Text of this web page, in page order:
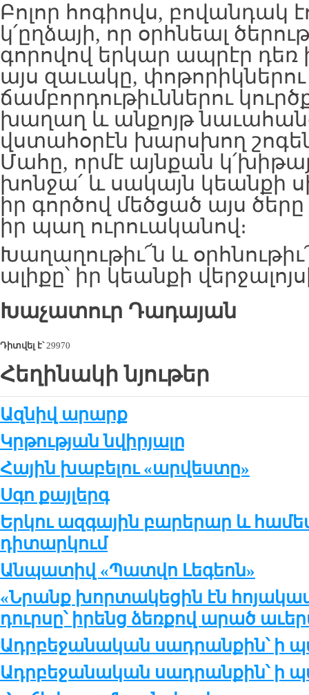
Բոլոր հոգիովս, բովանդակ
կ՛ըղձայի, որ օրհնեալ
գորովով երկար ապրէր
այս զաւակը,
ճամբորդութիւններու
խաղաղ և անքոյթ
վստահօրէն խարսխող
Մահը, որմէ այնքան
խոնջա՛ և սակայն կեանքի
իր գործով մեծցած այս
իր պաղ ուրուականով։
Խաղաղութիւ՜ն և
ալիքը՝ իր կեանքի
Խաչատուր Դադայան
Դիտվել է՝29970
Հեղինակի նյութեր
Ազնիվ արարք
Կրթության նվիրյալը
Հային խաբելու «արվեստը»
Սգո քայլերգ
Երկու ազգային բարերար և
դիտարկում
Անպատիվ «Պատվո Լեգեոն»
«Նրանք խորտակեցին էն
դուրսը՝ իրենց ձեռքով արած
Ադրբեջանական սադրանքին՝
Ադրբեջանական սադրանքին՝